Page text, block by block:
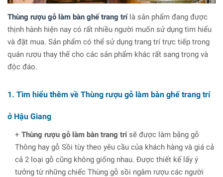
Thùng rượu gỗ làm bàn ghế trang trí là sản phẩm đang được
thịnh hành hiện nay có rất nhiều người muốn sử dụng tìm hiểu
và đặt mua. Sản phẩm có thể sử dụng trang trí trực tiếp trong
quán rượu thay thế cho các sản phẩm khác rất sang trọng và
độc đáo.
1. Tìm hiểu thêm về Thùng rượu gỗ làm bàn ghế trang trí
ở Hậu Giang
+ Thùng rượu gỗ làm bàn trang trísẽ được làm bằng gỗ
Thông hay gỗ Sồi tùy theo yêu cầu của khách hàng và giá cả
cả 2 loại gỗ cũng không giống nhau. Được thiết kế lấy ý
tưởng từ những chiếc Thùng gỗ sồi ngâm rượu các người